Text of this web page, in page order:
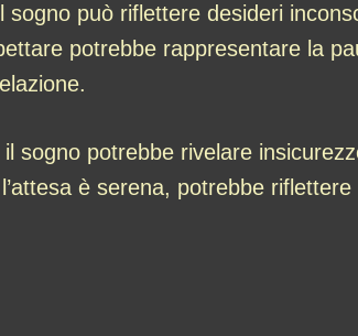
sogno può riflettere desideri
potrebbe rappresentare la
sogno potrebbe rivelare
è serena, potrebbe